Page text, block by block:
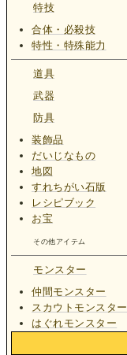
特技
合体・必殺技
特性・特殊能力
道具
武器
防具
装飾品
だいじなもの
地図
すれちがい石版
レシピブック
お宝
その他アイテム
モンスター
仲間モンスター
スカウトモンスター
はぐれモンスター